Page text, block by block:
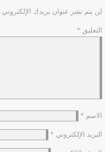
لن يتم نشر عنوان بريدك الإلكتروني.
التعليق *
الاسم *
البريد الإلكتروني *